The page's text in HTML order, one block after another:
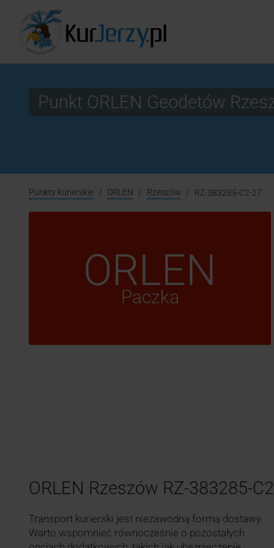
Punkt ORLEN Geodetów
Punkty kurierskie ORLEN Rzeszów RZ-383285-C2-27
ORLEN
Paczka
ORLEN Rzeszów RZ-383285-
Transport kurierski jest niezawodną formą dostawy.
Warto wspomnieć równocześnie o pozostałych